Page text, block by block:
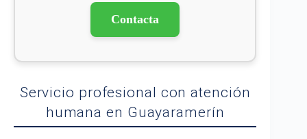
Contacta
Servicio profesional con atención
humana en Guayaramerín